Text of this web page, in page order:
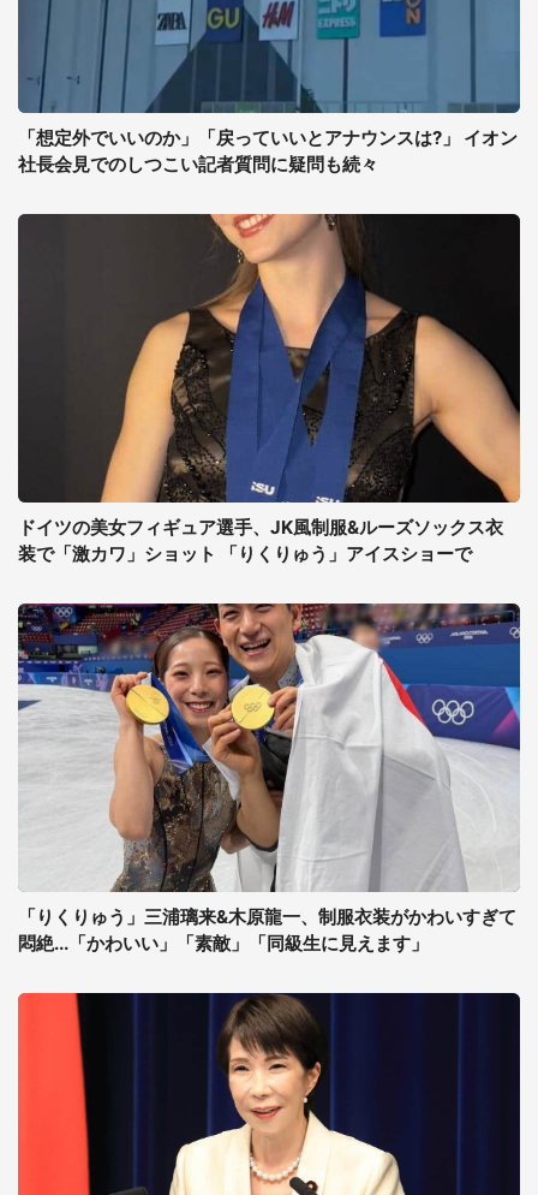
「想定外でいいのか」「戻っていいとアナウンスは?」 イオン
社長会見でのしつこい記者質問に疑問も続々
ドイツの美女フィギュア選手、JK風制服&ルーズソックス衣
装で「激カワ」ショット 「りくりゅう」アイスショーで
「りくりゅう」三浦璃来&木原龍一、制服衣装がかわいすぎて
悶絶...「かわいい」「素敵」「同級生に見えます」